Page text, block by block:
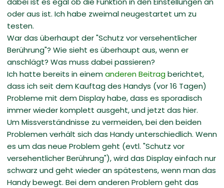
oder aus ist. Ich habe zweimal neugestartet um zu
testen.
War das überhaupt der "Schutz vor versehentlicher
Berührung"? Wie sieht es überhaupt aus, wenn er
anschlägt? Was muss dabei passieren?
Ich hatte bereits in einemanderen Beitrag berichtet,
dass ich seit dem Kauftag des Handys (vor 16 Tagen)
Probleme mit dem Display habe, dass es sporadisch
immer wieder komplett ausgeht, und jetzt das hier.
Um Missverständnisse zu vermeiden, bei den beiden
Problemen verhält sich das Handy unterschiedlich. Wenn
es um das neue Problem geht (evtl. "Schutz vor
versehentlicher Berührung"), wird das Display einfach nur
schwarz und geht wieder an spätestens, wenn man das
Handy bewegt. Bei dem anderen Problem geht das